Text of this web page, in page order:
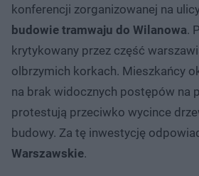
konferencji zorganizowanej na
budowie tramwaju do Wilanowa.
krytykowany przez część
olbrzymich korkach. Mieszkańcy
na brak widocznych postępów na
protestują przeciwko wycince
budowy. Za tę inwestycję
Warszawskie.